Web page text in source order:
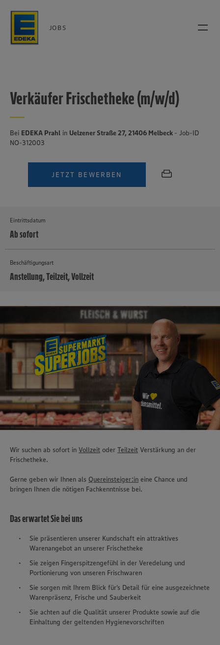
JOBS
Verkäufer Frischetheke (m/w/d)
Bei EDEKA Prahl in Uelzener Straße 27, 21406 Melbeck - Job-ID
NO-312003
JETZT BEWERBEN
Eintrittsdatum
Ab sofort
Beschäftigungsart
Anstellung, Teilzeit, Vollzeit
Wir suchen ab sofort in Vollzeit oder Teilzeit Verstärkung an der
Frischetheke.
Gerne geben wir Ihnen als Quereinsteiger:in eine Chance und
bringen Ihnen die nötigen Fachkenntnisse bei.
Das erwartet Sie bei uns
Sie präsentieren unserer Kundschaft ein attraktives
Warenangebot an unserer Frischetheke
Sie zeigen Fingerspitzengefühl in der Veredelung und
Portionierung von unseren Frischwaren
Sie sorgen mit Ihrem Blick für‘s Detail für eine ausgezeichnete
Warenpräsenz, Frische und Sauberkeit
Sie achten auf die Qualität unserer Produkte sowie auf die
Einhaltung der geltenden Hygienevorschriften